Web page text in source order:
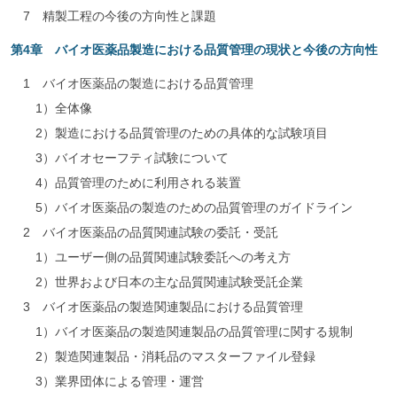
7 精製工程の今後の方向性と課題
第4章 バイオ医薬品製造における品質管理の現状と今後の方向性
1 バイオ医薬品の製造における品質管理
1）全体像
2）製造における品質管理のための具体的な試験項目
3）バイオセーフティ試験について
4）品質管理のために利用される装置
5）バイオ医薬品の製造のための品質管理のガイドライン
2 バイオ医薬品の品質関連試験の委託・受託
1）ユーザー側の品質関連試験委託への考え方
2）世界および日本の主な品質関連試験受託企業
3 バイオ医薬品の製造関連製品における品質管理
1）バイオ医薬品の製造関連製品の品質管理に関する規制
2）製造関連製品・消耗品のマスターファイル登録
3）業界団体による管理・運営